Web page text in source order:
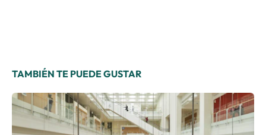
TAMBIÉN TE PUEDE GUSTAR